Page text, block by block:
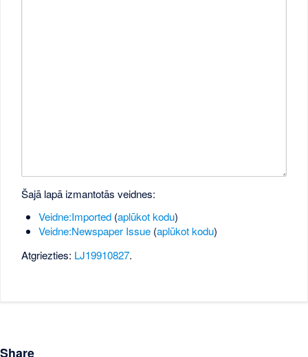
Šajā lapā izmantotās veidnes:
Veidne:Imported(aplūkot kodu)
Veidne:Newspaper Issue(aplūkot kodu)
Atgriezties: LJ19910827.
Share